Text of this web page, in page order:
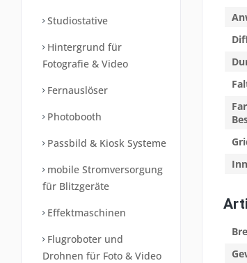
Studiostative
Hintergrund für
Fotografie & Video
Fernauslöser
Photobooth
Passbild & Kiosk Systeme
mobile Stromversorgung
für Blitzgeräte
Effektmaschinen
Flugroboter und
Drohnen für Foto & Video